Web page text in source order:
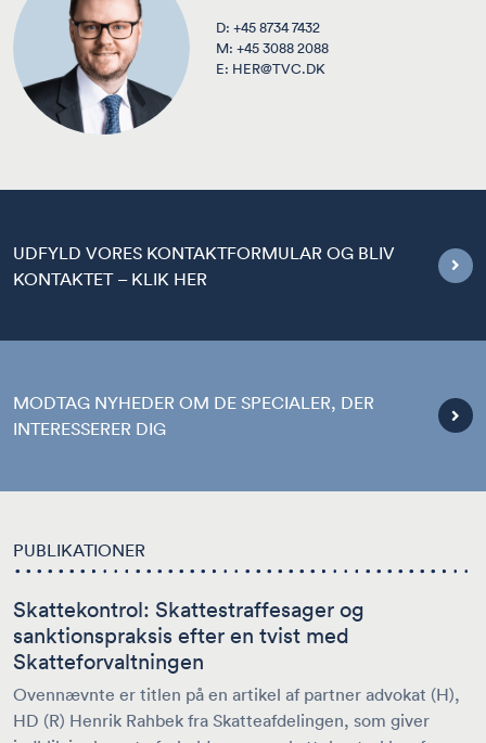
D: +45 8734 7432
M: +45 3088 2088
E: HER@TVC.DK
UDFYLD VORES KONTAKTFORMULAR OG BLIV
KONTAKTET – KLIK HER
MODTAG NYHEDER OM DE SPECIALER, DER
INTERESSERER DIG
PUBLIKATIONER
Skattekontrol: Skattestraffesager og
sanktionspraksis efter en tvist med
Skatteforvaltningen
Ovennævnte er titlen på en artikel af partner advokat (H),
HD (R) Henrik Rahbek fra Skatteafdelingen, som giver